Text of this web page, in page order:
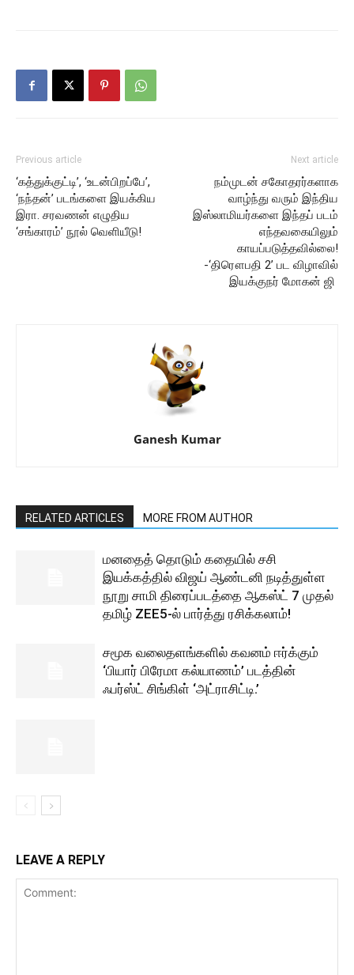
Previous article
‘கத்துக்குட்டி’, ‘உடன்பிறப்பே’,
‘நந்தன்’ படங்களை இயக்கிய
இரா. சரவணன் எழுதிய
‘சங்காரம்’ நூல் வெளியீடு!
Next article
நம்முடன் சகோதரர்களாக
வாழ்ந்து வரும் இந்திய
இஸ்லாமியர்களை இந்தப் படம்
எந்தவகையிலும்
காயப்படுத்தவில்லை!
-‘திரௌபதி 2’ பட விழாவில்
இயக்குநர் மோகன் ஜி
Ganesh Kumar
RELATED ARTICLES MORE FROM AUTHOR
மனதைத் தொடும் கதையில் சசி
இயக்கத்தில் விஜய் ஆண்டனி நடித்துள்ள
நூறு சாமி திரைப்படத்தை ஆகஸ்ட் 7 முதல்
தமிழ் ZEE5-ல் பார்த்து ரசிக்கலாம்!
சமூக வலைதளங்களில் கவனம் ஈர்க்கும்
‘பியார் பிரேமா கல்யாணம்’ படத்தின்
ஃபர்ஸ்ட் சிங்கிள் ‘அட்ராசிட்டி.’
LEAVE A REPLY